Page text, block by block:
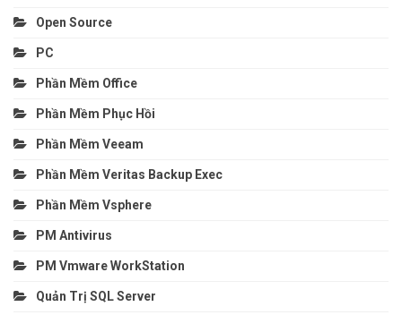
Open Source
PC
Phần Mềm Office
Phần Mềm Phục Hồi
Phần Mềm Veeam
Phần Mềm Veritas Backup Exec
Phần Mềm Vsphere
PM Antivirus
PM Vmware WorkStation
Quản Trị SQL Server